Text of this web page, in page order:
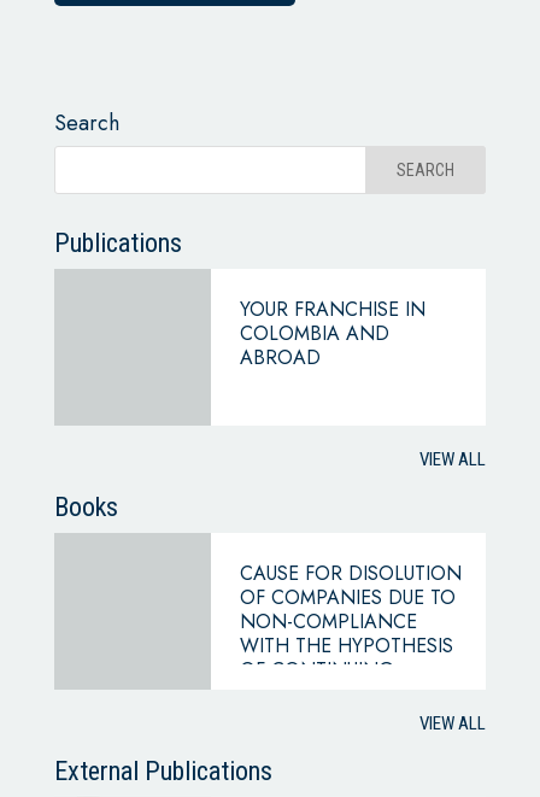
Search
Publications
YOUR FRANCHISE IN
COLOMBIA AND
ABROAD
VIEW ALL
Books
CAUSE FOR DISOLUTION
OF COMPANIES DUE TO
NON-COMPLIANCE
WITH THE HYPOTHESIS
OF CONTINUING
VIEW ALL
External Publications